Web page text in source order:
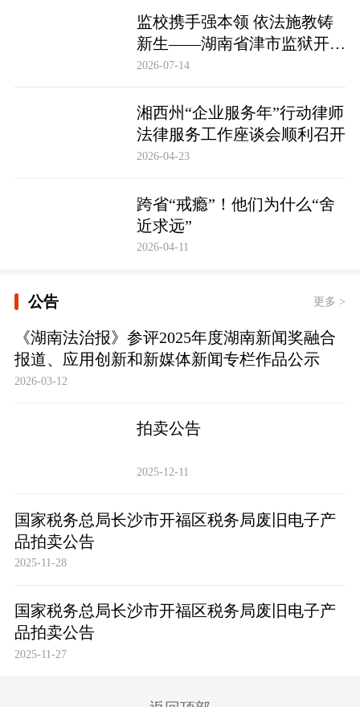
监校携手强本领 依法施教铸
新生——湖南省津市监狱开展
基层警察教育改造专项技能培
2026-07-14
湘西州“企业服务年”行动律师
法律服务工作座谈会顺利召开
2026-04-23
跨省“戒瘾”！他们为什么“舍
近求远”
2026-04-11
公告 更多 >
《湖南法治报》参评2025年度湖南新闻奖融合
报道、应用创新和新媒体新闻专栏作品公示
2026-03-12
拍卖公告
2025-12-11
国家税务总局长沙市开福区税务局废旧电子产
品拍卖公告
2025-11-28
国家税务总局长沙市开福区税务局废旧电子产
品拍卖公告
2025-11-27